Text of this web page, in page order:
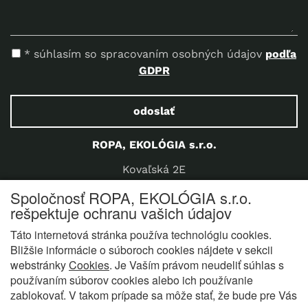
Spoločnosť ROPA, EKOLÓGIA s.r.o.
rešpektuje ochranu vašich údajov
Táto internetová stránka používa technológiu cookies.
Bližšie informácie o súboroch cookies nájdete v sekcii
webstránkyCookies. Je Vaším právom neudeliť súhlas s
používaním súborov cookies alebo ich používanie
zablokovať. V takom prípade sa môže stať, že bude pre Vás
* súhlasím so spracovaním osobných údajov podľa
GDPR
odoslať
ROPA, EKOLÓGIA s.r.o.
Kovaľská 2E
Slovensko
+421 907 923 712
E-mail:office@ropaeko.sk